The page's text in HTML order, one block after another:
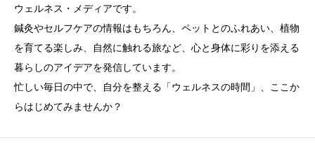
ウェルネス・メディアです。
鍼灸やセルフケアの情報はもちろん、ペットとのふれあい、植物
を育てる楽しみ、自然に触れる旅など、心と身体に彩りを添える
暮らしのアイデアを発信しています。
忙しい毎日の中で、自分を整える「ウェルネスの時間」、ここか
らはじめてみませんか？